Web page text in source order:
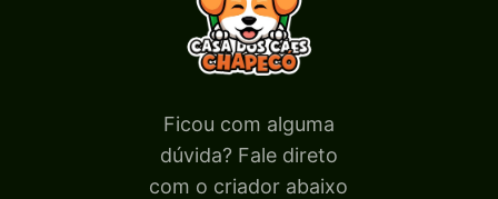
Ficou com alguma
dúvida? Fale direto
com o criador abaixo